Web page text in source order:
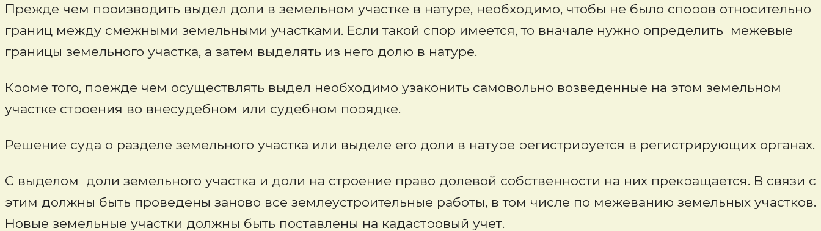
Прежде чем производить выдел доли в земельном участке в натуре, необходимо, чтобы не было споров относительно
границ между смежными земельными участками. Если такой спор имеется, то вначале нужно определить межевые
границы земельного участка, а затем выделять из него долю в натуре.
Кроме того, прежде чем осуществлять выдел необходимо узаконить самовольно возведенные на этом земельном
участке строения во внесудебном или судебном порядке.
Решение суда о разделе земельного участка или выделе его доли в натуре регистрируется в регистрирующих органах.
С выделом доли земельного участка и доли на строение право долевой собственности на них прекращается. В связи с
этим должны быть проведены заново все землеустроительные работы, в том числе по межеванию земельных участков.
Новые земельные участки должны быть поставлены на кадастровый учет.